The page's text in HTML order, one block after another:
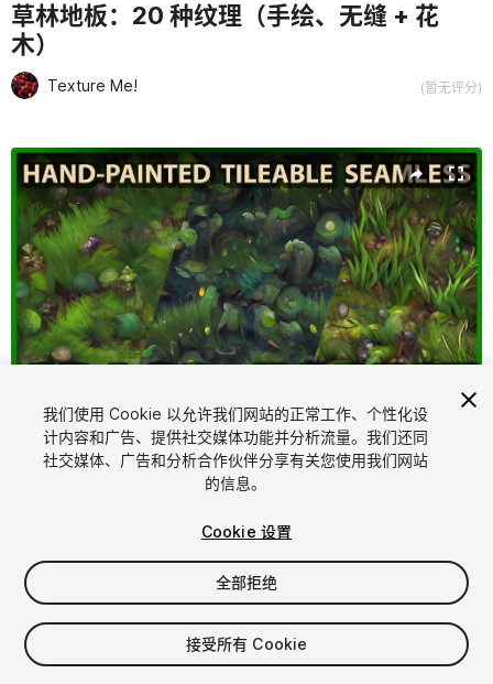
草林地板：20 种纹理（手绘、无缝 + 花
木）
Texture Me! (暂无评分)
当前幻灯片：1 / 21
1/21
$5.67
增值税将在结算时计算
我们使用 Cookie 以允许我们网站的正常工作、个性化设
计内容和广告、提供社交媒体功能并分析流量。我们还同
社交媒体、广告和分析合作伙伴分享有关您使用我们网站
的信息。
Cookie 设置
全部拒绝
接受所有 Cookie